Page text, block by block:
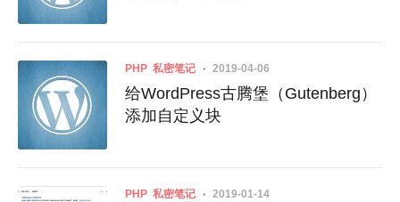
PHP 私密笔记 2019-04-06
给WordPress古腾堡（Gutenberg）
添加自定义块
PHP 私密笔记 2019-01-14